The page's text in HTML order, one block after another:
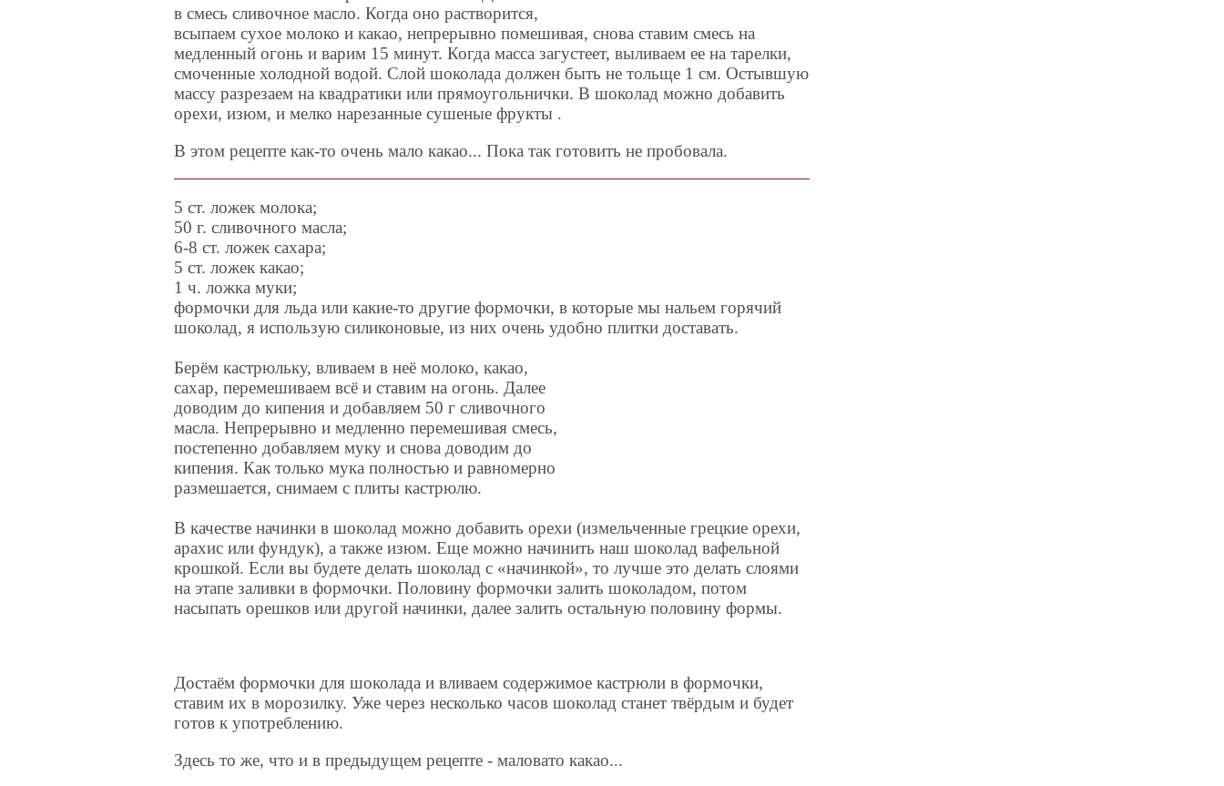
в смесь сливочное масло. Когда оно растворится,
всыпаем сухое молоко и какао, непрерывно помешивая, снова ставим смесь на
медленный огонь и варим 15 минут. Когда масса загустеет, выливаем ее на тарелки,
смоченные холодной водой. Слой шоколада должен быть не тольще 1 см. Остывшую
массу разрезаем на квадратики или прямоугольнички. В шоколад можно добавить
орехи, изюм, и мелко нарезанные сушеные фрукты .
В этом рецепте как-то очень мало какао... Пока так готовить не пробовала.
5 ст. ложек молока;
50 г. сливочного масла;
6-8 ст. ложек сахара;
5 ст. ложек какао;
1 ч. ложка муки;
формочки для льда или какие-то другие формочки, в которые мы нальем горячий
шоколад, я использую силиконовые, из них очень удобно плитки доставать.
Берём кастрюльку, вливаем в неё молоко, какао,
сахар, перемешиваем всё и ставим на огонь. Далее
доводим до кипения и добавляем 50 г сливочного
масла. Непрерывно и медленно перемешивая смесь,
постепенно добавляем муку и снова доводим до
кипения. Как только мука полностью и равномерно
размешается, снимаем с плиты кастрюлю.
В качестве начинки в шоколад можно добавить орехи (измельченные грецкие орехи,
арахис или фундук), а также изюм. Еще можно начинить наш шоколад вафельной
крошкой. Если вы будете делать шоколад с «начинкой», то лучше это делать слоями
на этапе заливки в формочки. Половину формочки залить шоколадом, потом
насыпать орешков или другой начинки, далее залить остальную половину формы.
Достаём формочки для шоколада и вливаем содержимое кастрюли в формочки,
ставим их в морозилку. Уже через несколько часов шоколад станет твёрдым и будет
готов к употреблению.
Здесь то же, что и в предыдущем рецепте - маловато какао...